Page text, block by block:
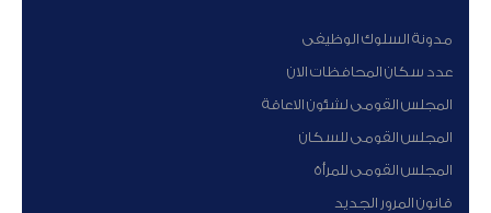
مدونة السلوك الوظيفى
عدد سكان المحافظات الان
المجلس القومى لشئون الاعاقة
المجلس القومى للسكان
المجلس القومى للمرأة
قانون المرور الجديد